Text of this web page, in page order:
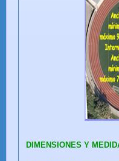
DIMENSIONES Y